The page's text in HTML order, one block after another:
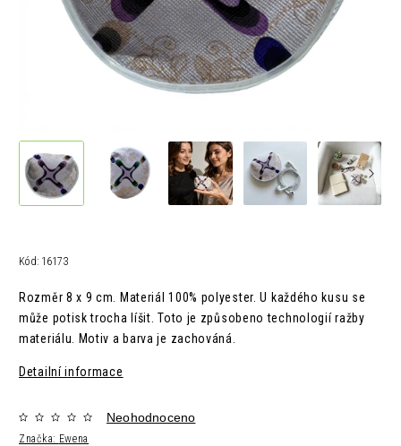
Kód: 16173
Rozměr 8 x 9 cm. Materiál 100% polyester. U každého kusu se
může potisk trocha líšit. Toto je způsobeno technologií ražby
materiálu. Motiv a barva je zachováná.
Detailní informace
Značka: Ewena
Neohodnoceno